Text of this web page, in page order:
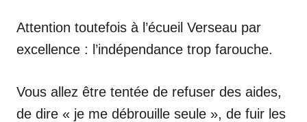
Attention toutefois à l’écueil Verseau par
excellence : l’indépendance trop farouche.
Vous allez être tentée de refuser des aides,
de dire « je me débrouille seule », de fuir les